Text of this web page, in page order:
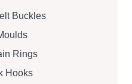
Buckles
Rings
Hooks